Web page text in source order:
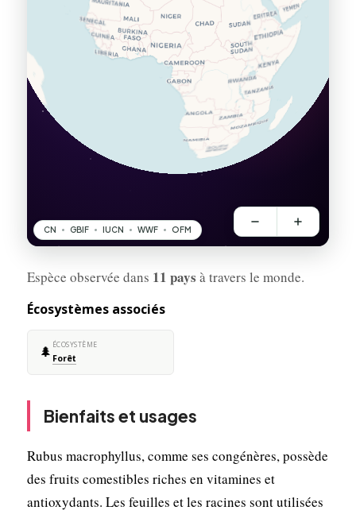
Espèce observée dans 11 pays à travers le monde.
Écosystèmes associés
🌲 ÉCOSYSTÈME
Forêt
Bienfaits et usages
Rubus macrophyllus, comme ses congénères, possède
des fruits comestibles riches en vitamines et
antioxydants. Les feuilles et les racines sont utilisées